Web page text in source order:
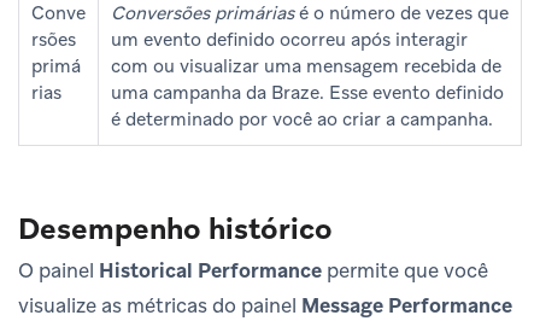
Conve
rsões
primá
rias
Conversões primáriasé o número de vezes que
um evento definido ocorreu após interagir
com ou visualizar uma mensagem recebida de
uma campanha da Braze. Esse evento definido
é determinado por você ao criar a campanha.
Desempenho histórico
O painel Historical Performance permite que você
visualize as métricas do painel Message Performance